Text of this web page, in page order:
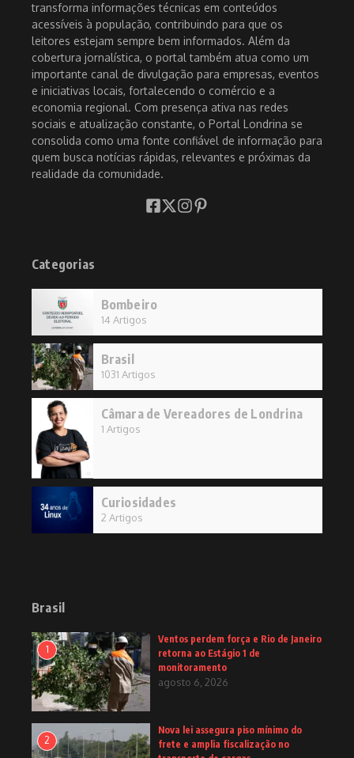
transforma informações técnicas em conteúdos
acessíveis à população, contribuindo para que os
leitores estejam sempre bem informados. Além da
cobertura jornalística, o portal também atua como um
importante canal de divulgação para empresas, eventos
e iniciativas locais, fortalecendo o comércio e a
economia regional. Com presença ativa nas redes
sociais e atualização constante, o Portal Londrina se
consolida como uma fonte confiável de informação para
quem busca notícias rápidas, relevantes e próximas da
realidade da comunidade.
Categorias
Bombeiro
14 Artigos
Brasil
1031 Artigos
Câmara de Vereadores de Londrina
1 Artigos
Curiosidades
2 Artigos
Brasil
1
Ventos perdem força e Rio de Janeiro
retorna ao Estágio 1 de
monitoramento
agosto 6, 2026
2
Nova lei assegura piso mínimo do
frete e amplia fiscalização no